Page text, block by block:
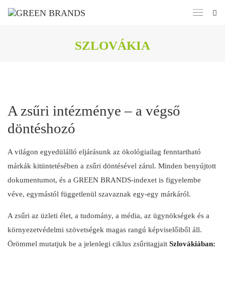
SZLOVÁKIA
A zsűri intézménye – a végső
döntéshozó
A világon egyedülálló eljárásunk az ökológiailag fenntartható
márkák kitüntetésében a zsűri döntésével zárul. Minden benyújtott
dokumentumot, és a GREEN BRANDS-indexet is figyelembe
véve, egymástól függetlenül szavaznak egy-egy márkáról.
A zsűri az üzleti élet, a tudomány, a média, az ügynökségek és a
környezetvédelmi szövetségek magas rangú képviselőiből áll.
Örömmel mutatjuk be a jelenlegi ciklus zsűritagjait Szlovákiában: